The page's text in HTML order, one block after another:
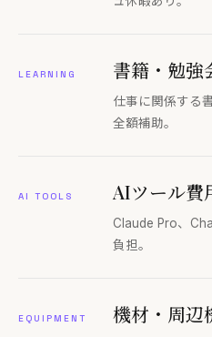
LEARNING 書籍・勉強
仕事に関係する
全額補助。
AI TOOLS AIツール費
Claude Pro、
負担。
EQUIPMENT 機材・周辺